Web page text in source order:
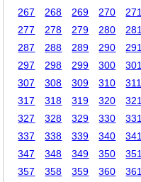
267 268 269 270 271
277
278 279 280 281
287
288 289 290 291
297
298 299 300 301
307
308 309 310 311
317
318 319 320 321
327
328 329 330 331
337
338 339 340 341
347
348 349 350 351
357
358 359 360 361